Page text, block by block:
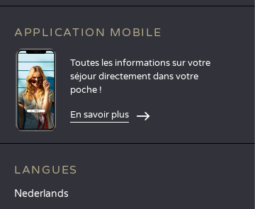
APPLICATION MOBILE
Toutes les informations sur votre
séjour directement dans votre
poche !
En savoir plus
LANGUES
Nederlands